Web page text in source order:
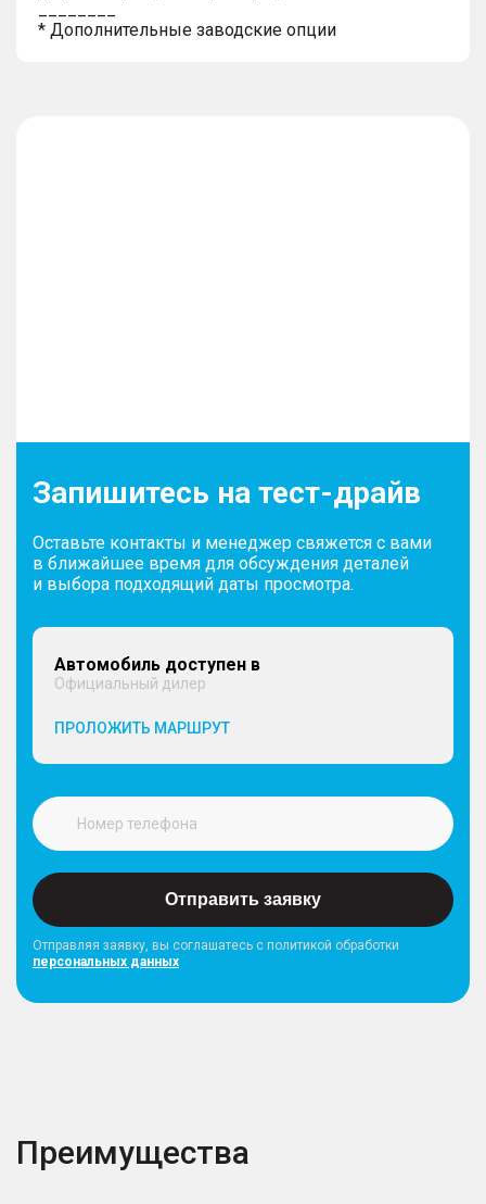
* Дополнительные заводские опции
Запишитесь на тест-драйв
Оставьте контакты и менеджер свяжется с вами
в ближайшее время для обсуждения деталей
и выбора подходящий даты просмотра.
Автомобиль доступен в
Официальный дилер
ПРОЛОЖИТЬ МАРШРУТ
Отправить заявку
Отправляя заявку, вы соглашатесь с политикой обработки
персональных данных
Преимущества